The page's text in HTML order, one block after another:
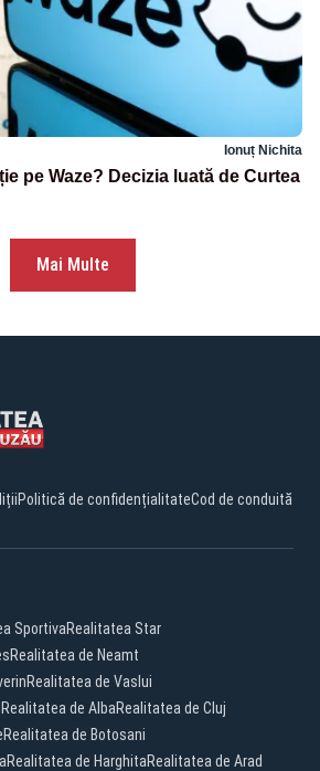
Ionuț Nichita
pe Waze? Decizia luată de Curtea
Mai Multe
Politică de confidențialitateCod de conduită
SportivaRealitatea Star
Realitatea de Neamt
Realitatea de Vaslui
Realitatea de AlbaRealitatea de Cluj
Realitatea de Botosani
Realitatea de HarghitaRealitatea de Arad